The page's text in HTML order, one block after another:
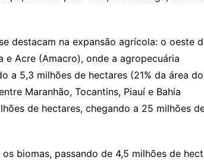
destacam na expansão agrícola: o oeste
e Acre (Amacro), onde a agropecuária
a 5,3 milhões de hectares (21% da área do
Maranhão, Tocantins, Piauí e Bahia
de hectares, chegando a 25 milhões
biomas, passando de 4,5 milhões de